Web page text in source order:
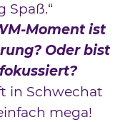
Spaß.“
Moment ist
Oder bist
in Schwechat
mega!